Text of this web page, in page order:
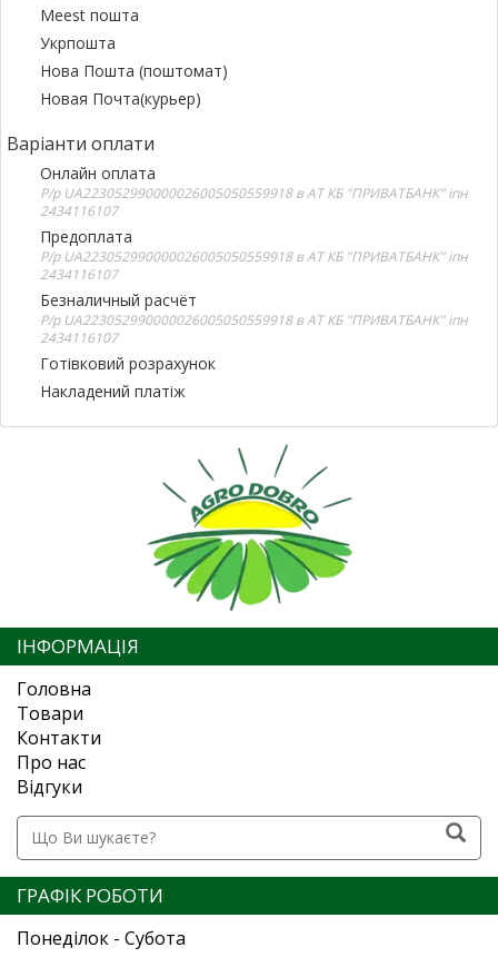
Meest пошта
Укрпошта
Нова Пошта (поштомат)
Новая Почта(курьер)
Варіанти оплати
Онлайн оплата
Р/р UA223052990000026005050559918 в АТ КБ "ПРИВАТБАНК" іпн
2434116107
Предоплата
Р/р UA223052990000026005050559918 в АТ КБ "ПРИВАТБАНК" іпн
2434116107
Безналичный расчёт
Р/р UA223052990000026005050559918 в АТ КБ "ПРИВАТБАНК" іпн
2434116107
Готівковий розрахунок
Накладений платіж
ІНФОРМАЦІЯ
Головна
Товари
Контакти
Про нас
Відгуки
ГРАФІК РОБОТИ
Понеділок - Субота